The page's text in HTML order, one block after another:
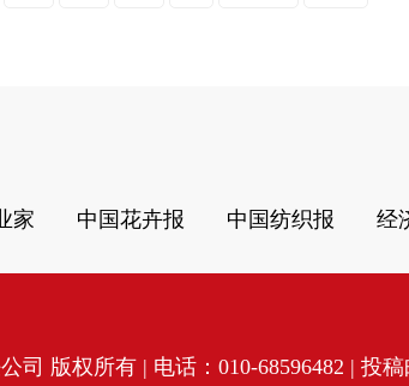
家 中国花卉报 中国纺织报 经
司 版权所有 | 电话：010-68596482 | 投